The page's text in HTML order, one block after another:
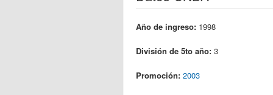
Año de ingreso: 1998
División de 5to año: 3
Promoción: 2003